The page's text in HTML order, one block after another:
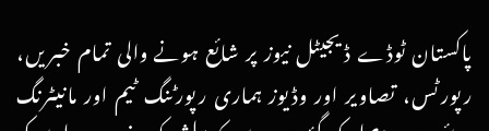
پاکستان ٹوڈے ڈیجیٹل نیوز پر شائع ہونے والی تمام خبریں،
رپورٹس، تصاویر اور وڈیوز ہماری رپورٹنگ ٹیم اور مانیٹرنگ